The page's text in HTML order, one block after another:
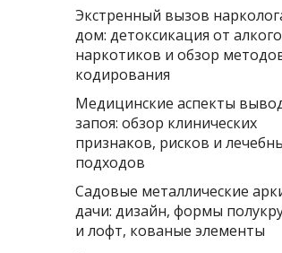
Экстренный вызов
дом: детоксикация от
наркотиков и обзор
кодирования
Медицинские аспекты
запоя: обзор клинических
признаков, рисков и
подходов
Садовые металлические
дачи: дизайн, формы
и лофт, кованые элементы